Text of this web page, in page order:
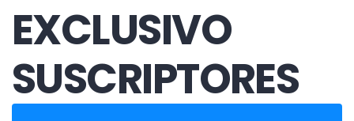
EXCLUSIVO
SUSCRIPTORES